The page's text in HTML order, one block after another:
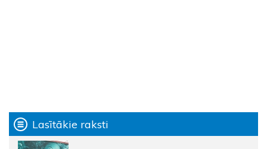
Lasītākie raksti